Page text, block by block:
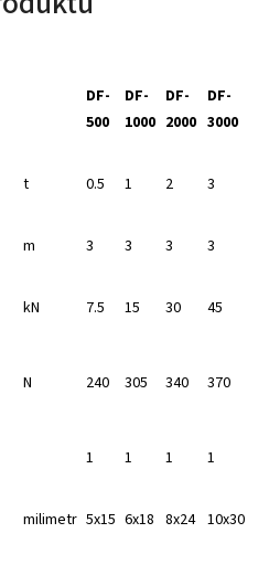
DF-
500
DF-
1000
DF-
2000
DF-
3000
t​ 0.5​ 1​ 2​ 3​
m​ 3​ 3​ 3​ 3​
kN​ 7.5​ 15​ 30​ 45​
N​ 240​ 305​ 340​ 370​
1​ 1​ 1​ 1​
milimetr​ 5x15​ 6x18​ 8x24​ 10x30​